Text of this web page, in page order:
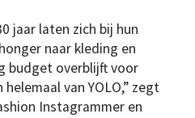
jaar laten zich bij hun
naar kleding en
budget overblijft voor
van YOLO,” zegt
Instagrammer en